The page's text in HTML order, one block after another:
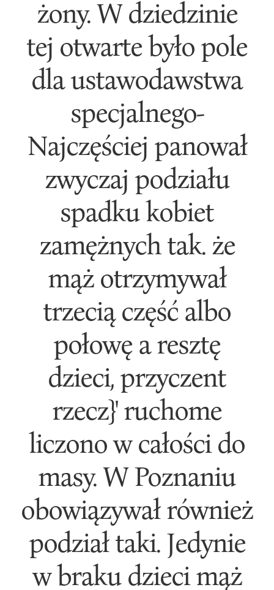
żony. W dziedzinie
tej otwarte było pole
dla ustawodawstwa
specjalnego-
Najczęściej panował
zwyczaj podziału
spadku kobiet
zamężnych tak. że
mąż otrzymywał
trzecią część albo
połowę a resztę
dzieci, przyczent
rzecz}' ruchome
liczono w całości do
masy. W Poznaniu
obowiązywał również
podział taki. Jedynie
w braku dzieci mąż